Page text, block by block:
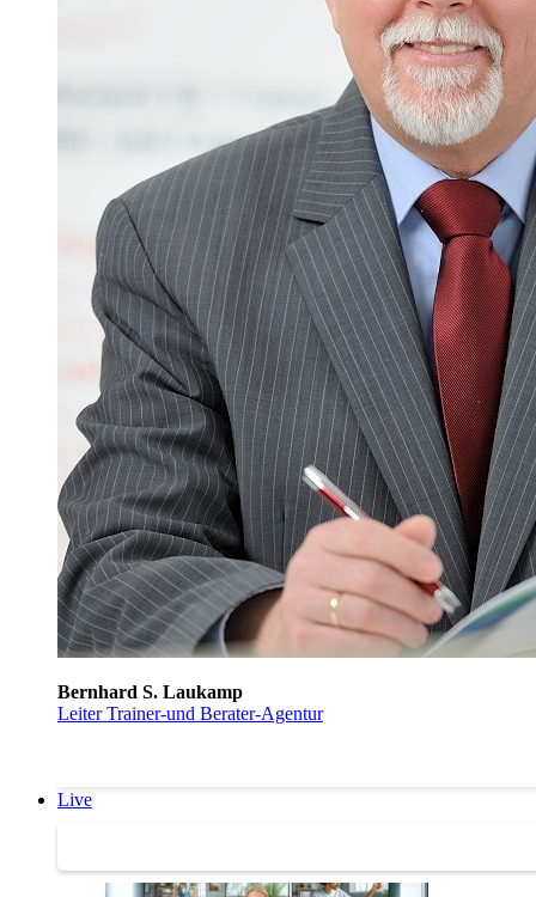
Bernhard S. Laukamp
Leiter Trainer-und Berater-Agentur
Live